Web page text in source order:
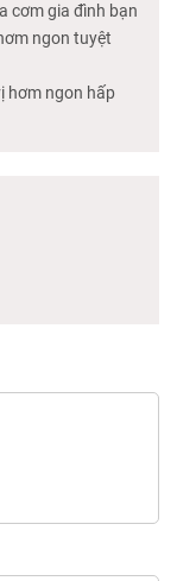
cơm gia đình bạn
ngon tuyệt
hơm ngon hấp